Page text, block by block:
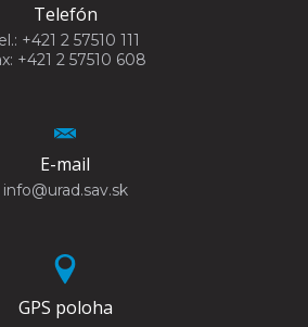
Telefón
+421 2 57510 111
+421 2 57510 608
E-mail
info@urad.sav.sk
GPS poloha